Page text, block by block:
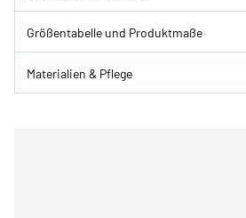
Größentabelle und Produktmaße
Materialien & Pflege